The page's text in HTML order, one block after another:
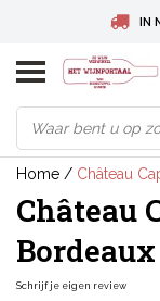
IN
Home / Château
Château
Schrijf je eigen review